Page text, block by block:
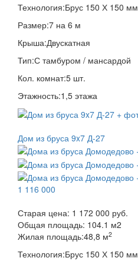
Технология:Брус 150 Х 150 мм
Размер:7 на 6 м
Крыша:Двускатная
Тип:С тамбуром / мансардой
Кол. комнат:5 шт.
Этажность:1,5 этажа
Дом из бруса 9x7 Д-27
1 116 000
Старая цена: 1 172 000 руб.
Общая площадь: 104.1 м2
Жилая площадь:48,8 м2
Технология:Брус 150 Х 150 мм